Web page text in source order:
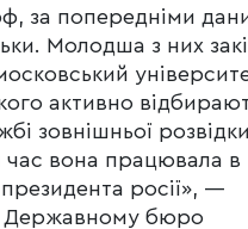
за попередніми
Молодша з них
активно
зовнішньої
час вона працювала в
президента росії», —
Державному бюро